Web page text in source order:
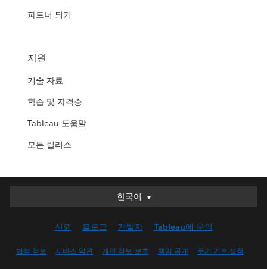
파트너 되기
지원
기술 자료
학습 및 자격증
Tableau 도움말
모든 릴리스
한국어
한국어
English (UK)
신뢰 블로그 개발자 Tableau에 문의
법적 정보 서비스 약관 개인 정보 보호 책임 공개 쿠키 기본 설정